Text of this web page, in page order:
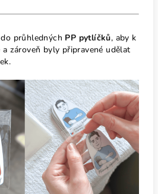
průhledných PP pytlíčků, aby k
zároveň byly připravené udělat